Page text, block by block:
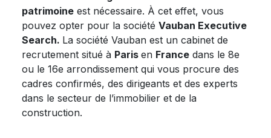
patrimoine est nécessaire. À cet effet, vous
pouvez opter pour la société Vauban Executive
Search. La société Vauban est un cabinet de
recrutement situé à Paris en France dans le 8e
ou le 16e arrondissement qui vous procure des
cadres confirmés, des dirigeants et des experts
dans le secteur de l’immobilier et de la
construction.